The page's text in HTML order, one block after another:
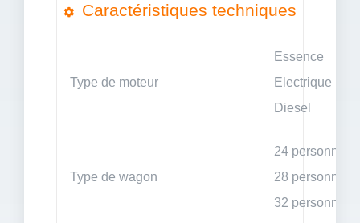
Caractéristiques techniques
Type de moteur
Essence
Electrique
Diesel
Type de wagon
24 personnes
28 personnes
32 personnes